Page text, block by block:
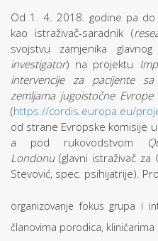
Od 1. 4. 2018. godine pa
kao istraživač-saradnik (
svojstvu zamjenika
investigator) na projektu
intervencije za pacijente
zemljama jugoistočne
(https://cordis.europa.eu/
od strane Evropske komisije
a pod rukovodstvom
Londonu(glavni istraživač za
Stevović, spec. psihijatrije).
organizovanje fokus grupa i
članovima porodica,